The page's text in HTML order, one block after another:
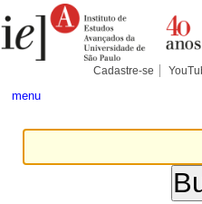
para
conteúdo.
Pessoais
Cadastre-se
menu